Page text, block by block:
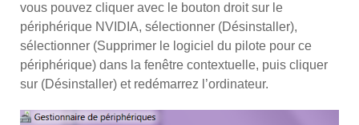
vous pouvez cliquer avec le bouton droit sur le
périphérique NVIDIA, sélectionner (Désinstaller),
sélectionner (Supprimer le logiciel du pilote pour ce
périphérique) dans la fenêtre contextuelle, puis cliquer
sur (Désinstaller) et redémarrez l’ordinateur.